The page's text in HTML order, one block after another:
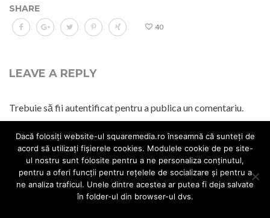
SHARE
40
LEAVE A REPLY
Trebuie să fiiautentificatpentru a publica un comentariu.
© 2017 All rights reserved. Web Design Politica cookies
Politica
Politica de livrare Politica de retur Termeni si conditii
Dacă folosiți website-ul squaremedia.ro înseamnă că sunteți de
acord să utilizați fișierele cookies. Modulele cookie de pe site-
ul nostru sunt folosite pentru a ne personaliza conținutul,
pentru a oferi funcții pentru rețelele de socializare și pentru a
ne analiza traficul. Unele dintre acestea ar putea fi deja salvate
în folder-ul din browser-ul dvs.